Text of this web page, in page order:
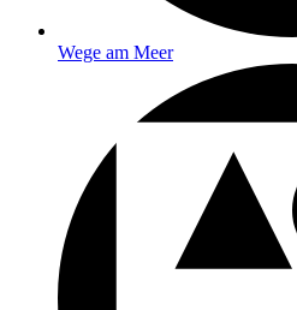
Wege am Meer